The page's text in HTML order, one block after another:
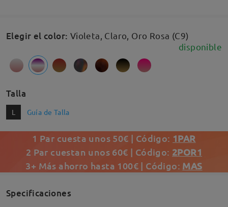
Elegir el color: Violeta, Claro, Oro Rosa (C9)
disponible
Talla
L Guía de Talla
1 Par cuesta unos 50€ | Código: 1PAR
2 Par cuestan unos 60€ | Código: 2POR1
3+ Más ahorro hasta 100€ | Código: MAS
Specificaciones